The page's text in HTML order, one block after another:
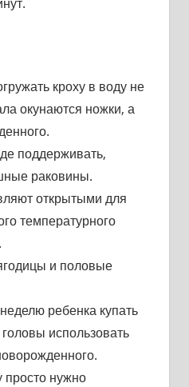
кроху в воду не
окунаются ножки, а
поддерживать,
раковины.
открытыми для
температурного
и половые
ребенка купать
использовать
просто нужно